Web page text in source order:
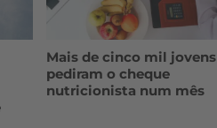
Mais de cinco mil jovens
pediram o cheque
nutricionista num mês